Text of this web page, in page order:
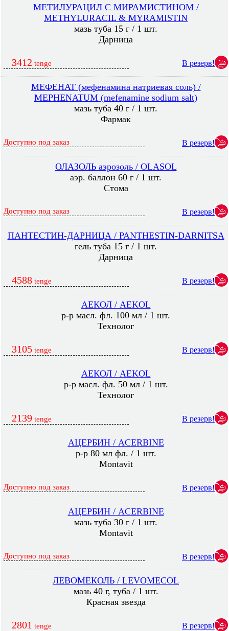
МЕТИЛУРАЦИЛ С МИРАМИСТИНОМ /
METHYLURACIL & MYRAMISTIN
мазь туба 15 г / 1 шт.
Дарница
3412 tenge В резерв!
МЕФЕНАТ (мефенамина натриевая соль) /
MEPHENATUM (mefenamine sodium salt)
мазь туба 40 г / 1 шт.
Фармак
Доступно под заказ В резерв!
ОЛАЗОЛЬ аэрозоль / OLASOL
аэр. баллон 60 г / 1 шт.
Стома
Доступно под заказ В резерв!
ПАНТЕСТИН-ДАРНИЦА / PANTHESTIN-DARNITSA
гель туба 15 г / 1 шт.
Дарница
4588 tenge В резерв!
АЕКОЛ / AEKOL
р-р масл. фл. 100 мл / 1 шт.
Технолог
3105 tenge В резерв!
АЕКОЛ / AEKOL
р-р масл. фл. 50 мл / 1 шт.
Технолог
2139 tenge В резерв!
АЦЕРБИН / ACERBINE
р-р 80 мл фл. / 1 шт.
Montavit
Доступно под заказ В резерв!
АЦЕРБИН / ACERBINE
мазь туба 30 г / 1 шт.
Montavit
Доступно под заказ В резерв!
ЛЕВОМЕКОЛЬ / LEVOMECOL
мазь 40 г, туба / 1 шт.
Красная звезда
2801 tenge В резерв!